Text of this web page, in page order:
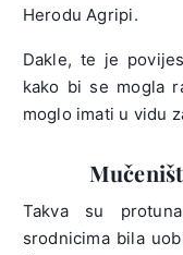
Herodu Agripi.
Dakle, te je
kako bi se mogla
moglo imati u vidu
Takva su
srodnicima bila